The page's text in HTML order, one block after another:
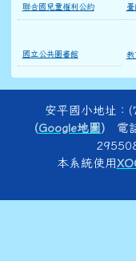
聯合國兒童權利公約
國立公共圖書館 教
頁尾區域內容
安平國小地址：
(Google地圖 )
電
本系統使用